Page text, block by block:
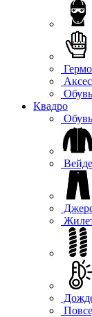
Обувь
Квадро
Обувь